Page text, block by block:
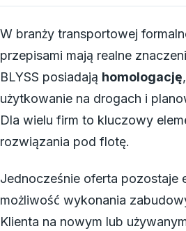
W branży transportowej
przepisami mają realne
BLYSS posiadają homologację
użytkowanie na drogach i
Dla wielu firm to kluczowy
rozwiązania pod flotę.
Jednocześnie oferta pozostaje
możliwość wykonania
Klienta na nowym lub